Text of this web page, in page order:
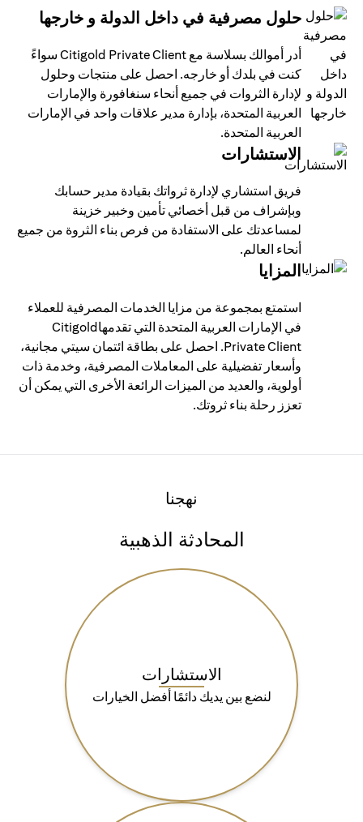
حلول مصرفية في داخل الدولة و خارجها
أدر أموالك بسلاسة مع Citigold Private Client سواءً
كنت في بلدك أو خارجه. احصل على منتجات وحلول
لإدارة الثروات في جميع أنحاء سنغافورة والإمارات
العربية المتحدة، بإدارة مدير علاقات واحد في الإمارات
العربية المتحدة.
الاستشارات
فريق استشاري لإدارة ثرواتك بقيادة مدير حسابك
وبإشراف من قبل أخصائي تأمين وخبير خزينة
لمساعدتك على الاستفادة من فرص بناء الثروة من جميع
أنحاء العالم.
المزايا
استمتع بمجموعة من مزايا الخدمات المصرفية للعملاء
في الإمارات العربية المتحدة التي تقدمهاCitigold
Private Client. احصل على بطاقة ائتمان سيتي مجانية،
وأسعار تفضيلية على المعاملات المصرفية، وخدمة ذات
أولوية، والعديد من الميزات الرائعة الأخرى التي يمكن أن
تعزز رحلة بناء ثروتك.
نهجنا
المحادثة الذهبية
الاستشارات
لنضع بين يديك دائمًا أفضل الخيارات